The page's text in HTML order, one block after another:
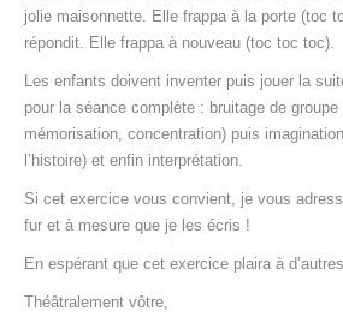
jolie maisonnette. Elle frappa à la porte (toc
répondit. Elle frappa à nouveau (toc toc toc).
Les enfants doivent inventer puis jouer la
pour la séance complète : bruitage de groupe
mémorisation, concentration) puis
l’histoire) et enfin interprétation.
Si cet exercice vous convient, je vous
fur et à mesure que je les écris !
En espérant que cet exercice plaira à
Théâtralement vôtre,